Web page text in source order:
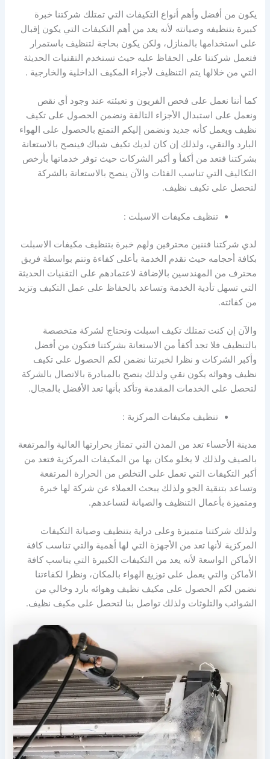
يكون من أفضل وأهم أنواع التكيفات التي تمتلك شركتنا خبرة
كبيرة بتنظيفه وصيانته لأنه يعد من أهم التكيفات التي يكون إقبال
على استخدامها بالمنازل، ولكن يكون بحاجة لتنظيف باستمرار
فتعمل شركتنا على الحفاظ عليه حيث تستخدم التقنيات الحديثة
التي من خلالها يتم التنظيف لأجزاء المكيف الداخلية والخارجية .
كما أننا نعمل على فحص الفريون و تعبئته عند وجود أي نقص
ونعمل على استبدال الأجزاء التالفة ونضمن الحصول على تكيف
نظيف ويعمل كأنه جديد ونضمن إليكم التمتع بالحصول على الهواء
البارد والنقي، ولذلك إن كان لديك تكيف شباك فينصح بالاستعانة
بشركتنا فتعد من أكفأ و أكبر الشركات حيث توفر خدماتها بأرخص
التكاليف التي تناسب الفئات والآن ينصح بالاستعانة بالشركة
لتحصل على تكيف نظيف.
تنظيف مكيفات الاسبلت :
لدي شركتنا فننين محترفين ولهم خبرة بتنظيف مكيفات الاسبلت
بكافة أحجامه حيث تقدم الخدمة بأعلى كفاءة وتتم بواسطة فريق
محترف من المهندسين بالإضافة لاعتمادهم على التقنيات الحديثة
التي تسهل تأدية الخدمة وتساعد بالحفاظ على عمل التكيف وتزيد
من كفائته.
والآن إن كنت تمتلك تكيف اسبلت وتحتاج لشركة متخصصة
بالتنظيف فلا تجد أكفأ من الاستعانة بشركتنا فتكون من أفضل
وأكبر الشركات و نظرا لخبرتنا نضمن لكم الحصول على تكيف
نظيف وهوائه يكون نقي ولذلك ينصح بالمبادرة بالاتصال بالشركة
لتحصل على الخدمات المقدمة وتأكد بأنها تعد الأفضل بالمجال.
تنظيف مكيفات المركزية :
مدينة الأحساء تعد من المدن التي تمتاز بحرارتها العالية والمرتفعة
بالصيف ولذلك لا يخلو مكان بها من المكيفات المركزية فتعد من
أكبر التكيفات التي تعمل على التخلص من الحرارة المرتفعة
وتساعد بتنقية الجو ولذلك يبحث العملاء عن شركة لها خبرة
ومتميزة بأعمال التنظيف والصيانة لتساعدهم.
ولذلك شركتنا متميزة وعلى دراية بتنظيف وصيانة التكيفات
المركزية لأنها تعد من الأجهزة التي لها أهمية والتي تناسب كافة
الأماكن الواسعة لأنه يعد من التكيفات الكبيرة التي يناسب كافة
الأماكن والتي يعمل على توزيع الهواء بالمكان، ونظرا لكفاءتنا
نضمن لكم الحصول على مكيف نظيف وهوائه بارد وخالي من
الشوائب والتلوثات ولذلك تواصل بنا لتحصل على مكيف نظيف.